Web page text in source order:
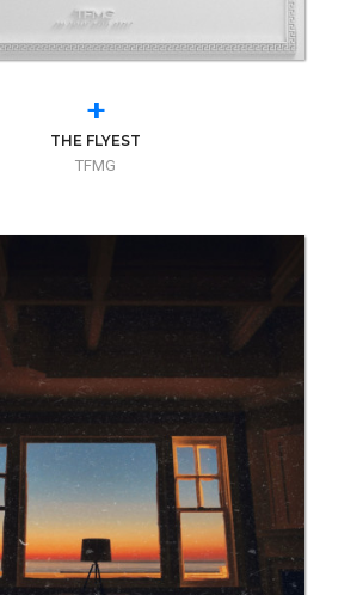
+
THE FLYEST
TFMG